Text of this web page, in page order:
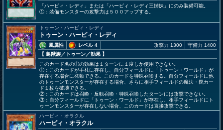
「ハーピィ・レディ」または「ハーピィ・レディ三姉妹」にのみ装備可能。
①：装備モンスターの攻撃力は５００アップする。
トゥーン・ハーピィ・レディ
トゥーン・ハーピィ・レディ
風属性
レベル 4
【 鳥獣族／トゥーン／効果 】
攻撃力 1300 守備力 1400
このカード名の①の効果は１ターンに１度しか使用できない。
①：このカードが手札に存在し、自分フィールドに「トゥーン・ワールド」が
存在する場合に発動できる。このカードを特殊召喚する。自分フィールドに他
のトゥーンモンスターが存在する場合、さらに相手フィールドの魔法・罠カー
ド１枚を破壊できる。
②：このカードは召喚・反転召喚・特殊召喚したターンには攻撃できない。
③：自分フィールドに「トゥーン・ワールド」が存在し、相手フィールドにト
ゥーンモンスターが存在しない場合、このカードは直接攻撃できる。
ハーピィ・オラクル
ハーピィ・オラクル